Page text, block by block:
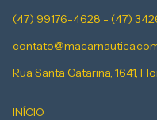
(47) 99176-4628 - (47)
Rua Santa Catarina, 1641,
INÍCIO